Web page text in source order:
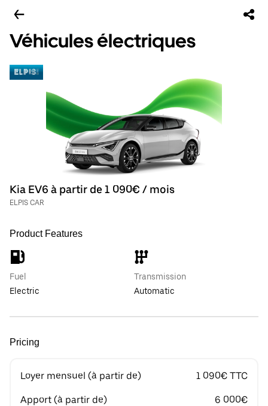
Véhicules électriques
Kia EV6 à partir de 1 090€ / mois
ELPIS CAR
Product Features
Fuel
Electric
Transmission
Automatic
Pricing
Loyer mensuel (à partir de) 1 090€ TTC
Apport (à partir de) 6 000€